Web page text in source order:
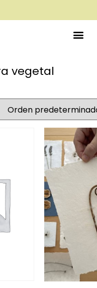
28€
vegetal